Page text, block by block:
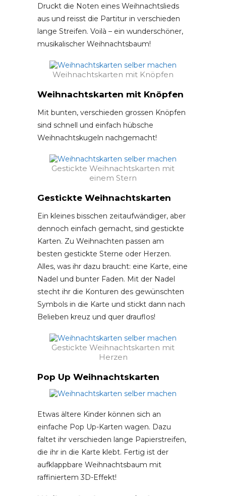
Druckt die Noten eines Weihnachtslieds
aus und reisst die Partitur in verschieden
lange Streifen. Voilà – ein wunderschöner,
musikalischer Weihnachtsbaum!
Weihnachtskarten mit Knöpfen
Weihnachtskarten mit Knöpfen
Mit bunten, verschieden grossen Knöpfen
sind schnell und einfach hübsche
Weihnachtskugeln nachgemacht!
Gestickte Weihnachtskarten mit
einem Stern
Gestickte Weihnachtskarten
Ein kleines bisschen zeitaufwändiger, aber
dennoch einfach gemacht, sind gestickte
Karten. Zu Weihnachten passen am
besten gestickte Sterne oder Herzen.
Alles, was ihr dazu braucht: eine Karte, eine
Nadel und bunter Faden. Mit der Nadel
stecht ihr die Konturen des gewünschten
Symbols in die Karte und stickt dann nach
Belieben kreuz und quer drauflos!
Gestickte Weihnachtskarten mit
Herzen
Pop Up Weihnachtskarten
Etwas ältere Kinder können sich an
einfache Pop Up-Karten wagen. Dazu
faltet ihr verschieden lange Papierstreifen,
die ihr in die Karte klebt. Fertig ist der
aufklappbare Weihnachtsbaum mit
raffiniertem 3D-Effekt!